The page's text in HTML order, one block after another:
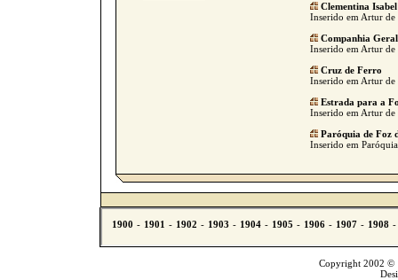
Clementina
Inserido em Artur de
Companhia
Inserido em Artur de
Cruz de Ferro
Inserido em Artur de
Estrada para a
Inserido em Artur de
Paróquia de Foz
Inserido em
Copyright 2002 ©